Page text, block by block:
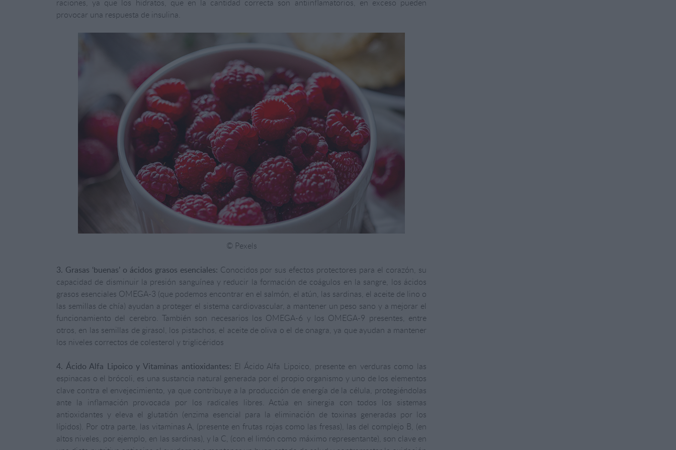
raciones, ya que los hidratos, que en la cantidad correcta son antiinflamatorios, en exceso pueden
provocar una respuesta de insulina.
© Pexels
3. Grasas ‘buenas’ o ácidos grasos esenciales: Conocidos por sus efectos protectores para el corazón, su
capacidad de disminuir la presión sanguínea y reducir la formación de coágulos en la sangre, los ácidos
grasos esenciales OMEGA-3 (que podemos encontrar en el salmón, el atún, las sardinas, el aceite de lino o
las semillas de chía) ayudan a proteger el sistema cardiovascular, a mantener un peso sano y a mejorar el
funcionamiento del cerebro. También son necesarios los OMEGA-6 y los OMEGA-9 presentes, entre
otros, en las semillas de girasol, los pistachos, el aceite de oliva o el de onagra, ya que ayudan a mantener
los niveles correctos de colesterol y triglicéridos
4. Ácido Alfa Lipoico y Vitaminas antioxidantes: El Ácido Alfa Lipoico, presente en verduras como las
espinacas o el brócoli, es una sustancia natural generada por el propio organismo y uno de los elementos
clave contra el envejecimiento, ya que contribuye a la producción de energía de la célula, protegiéndolas
ante la inflamación provocada por los radicales libres. Actúa en sinergia con todos los sistemas
antioxidantes y eleva el glutatión (enzima esencial para la eliminación de toxinas generadas por los
lípidos). Por otra parte, las vitaminas A, (presente en frutas rojas como las fresas), las del complejo B, (en
altos niveles, por ejemplo, en las sardinas), y la C, (con el limón como máximo representante), son clave en